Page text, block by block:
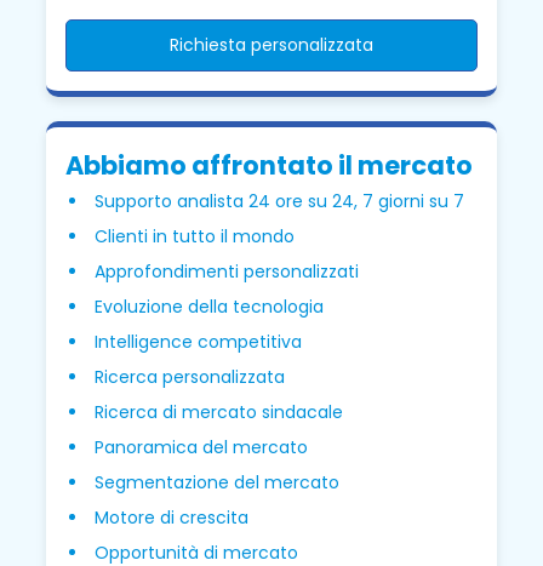
Richiesta personalizzata
Abbiamo affrontato il mercato
Supporto analista 24 ore su 24, 7 giorni su 7
Clienti in tutto il mondo
Approfondimenti personalizzati
Evoluzione della tecnologia
Intelligence competitiva
Ricerca personalizzata
Ricerca di mercato sindacale
Panoramica del mercato
Segmentazione del mercato
Motore di crescita
Opportunità di mercato